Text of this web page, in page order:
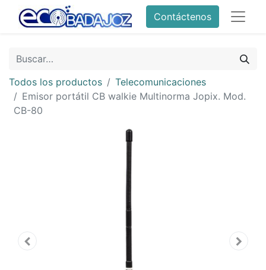
Contáctenos
Todos los productos
Telecomunicaciones
Emisor portátil CB walkie Multinorma Jopix. Mod.
CB-80